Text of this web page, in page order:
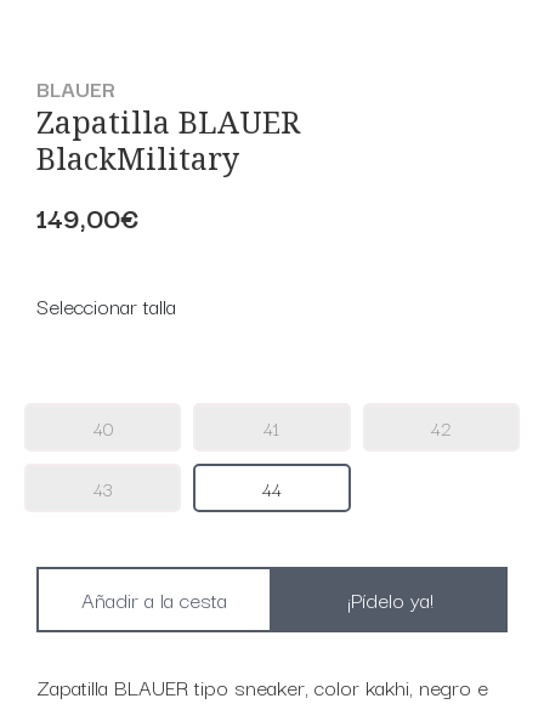
BLAUER
Zapatilla BLAUER
BlackMilitary
149,00€
Seleccionar talla
40 41 42
43 44
¡Pídelo ya!
Zapatilla BLAUER tipo sneaker, color kakhi, negro e